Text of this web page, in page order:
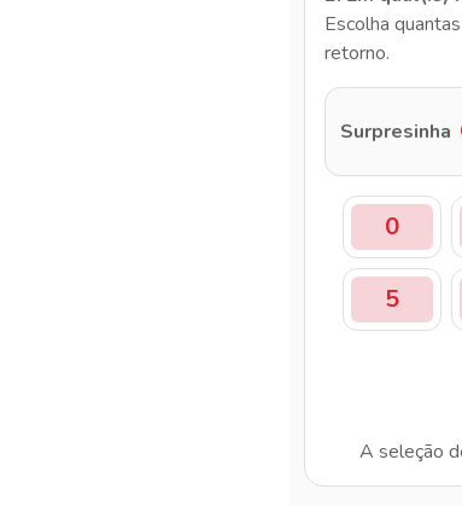
Escolha
retorno.
Surpresinha
0
5
A seleção